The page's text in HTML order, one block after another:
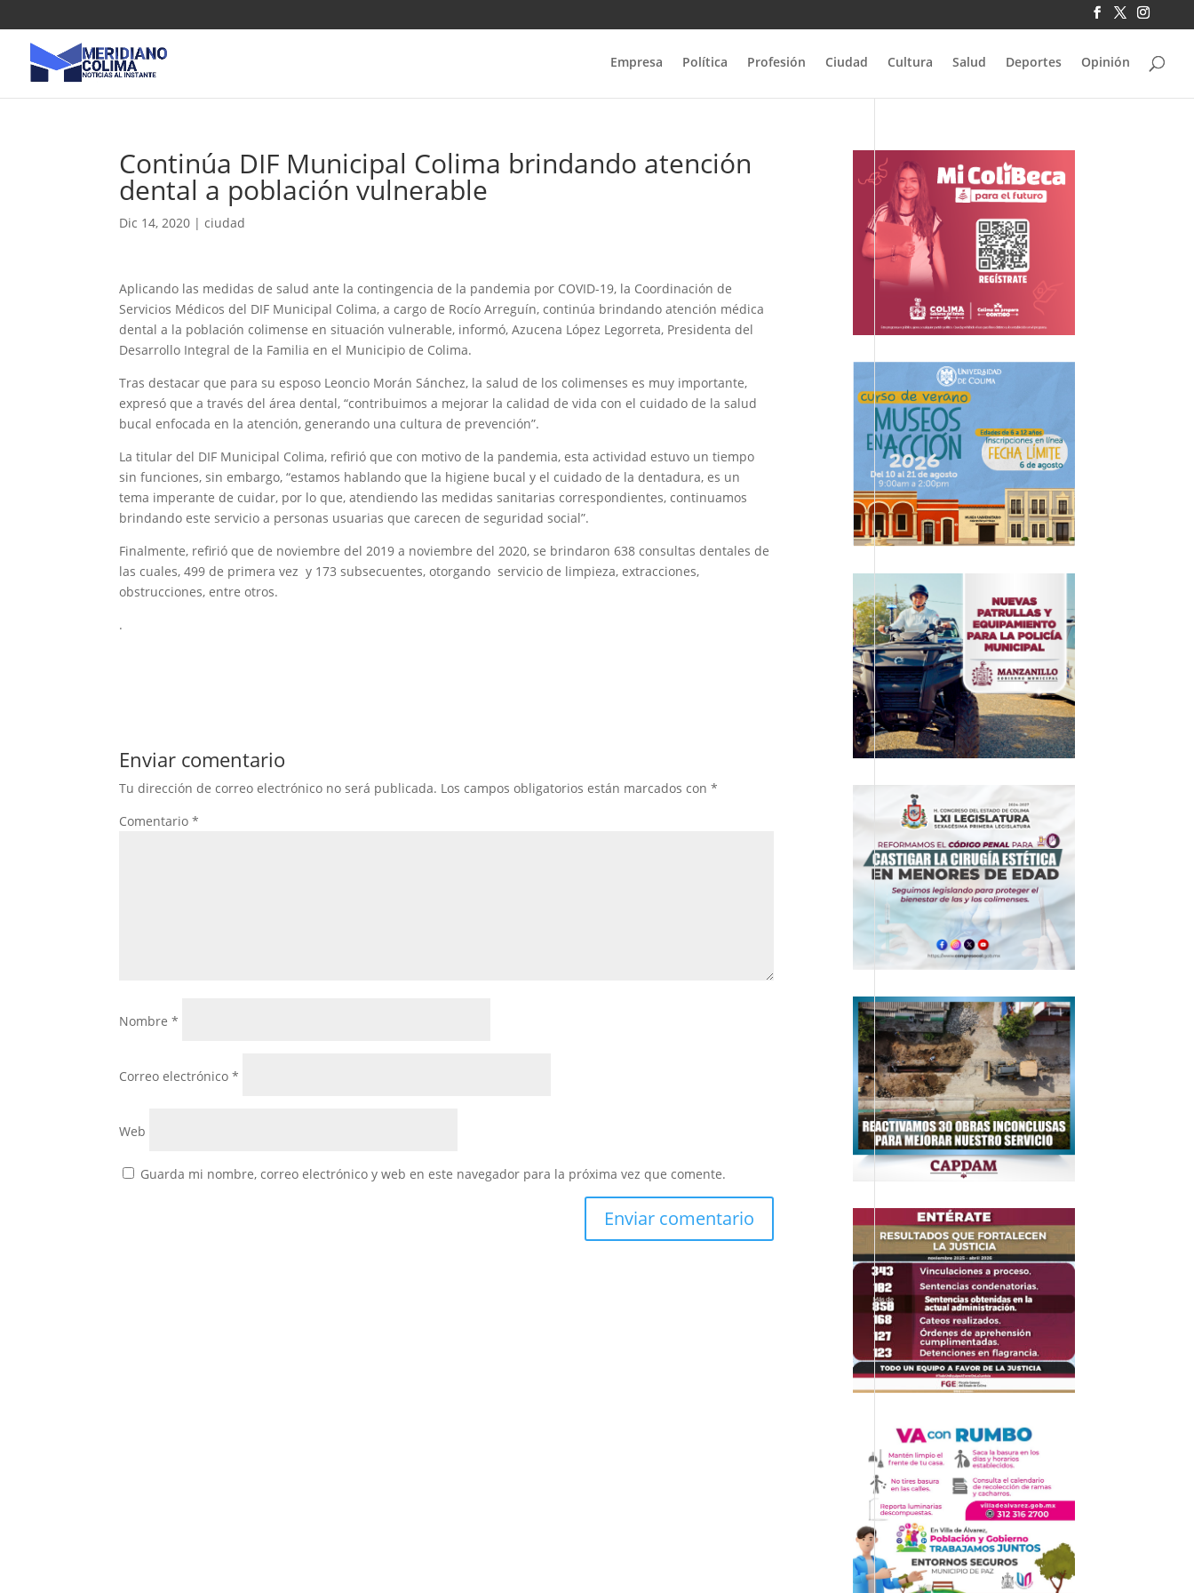
Empresa Política Profesión Ciudad Cultura Salud Deportes Opinión
Continúa DIF Municipal Colima brindando atención
dental a población vulnerable
Dic 14, 2020 |ciudad
Aplicando las medidas de salud ante la contingencia de la pandemia por COVID-19, la Coordinación de
Servicios Médicos del DIF Municipal Colima, a cargo de Rocío Arreguín, continúa brindando atención médica
dental a la población colimense en situación vulnerable, informó, Azucena López Legorreta, Presidenta del
Desarrollo Integral de la Familia en el Municipio de Colima.
Tras destacar que para su esposo Leoncio Morán Sánchez, la salud de los colimenses es muy importante,
expresó que a través del área dental, “contribuimos a mejorar la calidad de vida con el cuidado de la salud
bucal enfocada en la atención, generando una cultura de prevención”.
La titular del DIF Municipal Colima, refirió que con motivo de la pandemia, esta actividad estuvo un tiempo
sin funciones, sin embargo, “estamos hablando que la higiene bucal y el cuidado de la dentadura, es un
tema imperante de cuidar, por lo que, atendiendo las medidas sanitarias correspondientes, continuamos
brindando este servicio a personas usuarias que carecen de seguridad social”.
Finalmente, refirió que de noviembre del 2019 a noviembre del 2020, se brindaron 638 consultas dentales de
las cuales, 499 de primera vez y 173 subsecuentes, otorgando servicio de limpieza, extracciones,
obstrucciones, entre otros.
.
Enviar comentario
Tu dirección de correo electrónico no será publicada. Los campos obligatorios están marcados con*
Comentario*
Nombre*
Correo electrónico*
Web
Guarda mi nombre, correo electrónico y web en este navegador para la próxima vez que comente.